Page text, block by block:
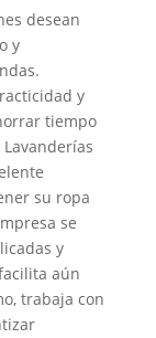
desean
y
y
tiempo
su ropa
se
y
aún
trabaja con